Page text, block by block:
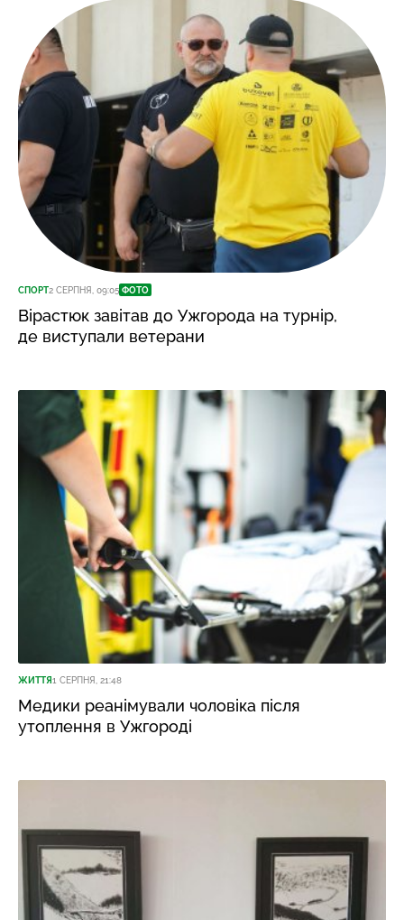
СПОРТ2 СЕРПНЯ, 09:05 ФОТО
Вірастюк завітав до Ужгорода на турнір,
де виступали ветерани
ЖИТТЯ1 СЕРПНЯ, 21:48
Медики реанімували чоловіка після
утоплення в Ужгороді